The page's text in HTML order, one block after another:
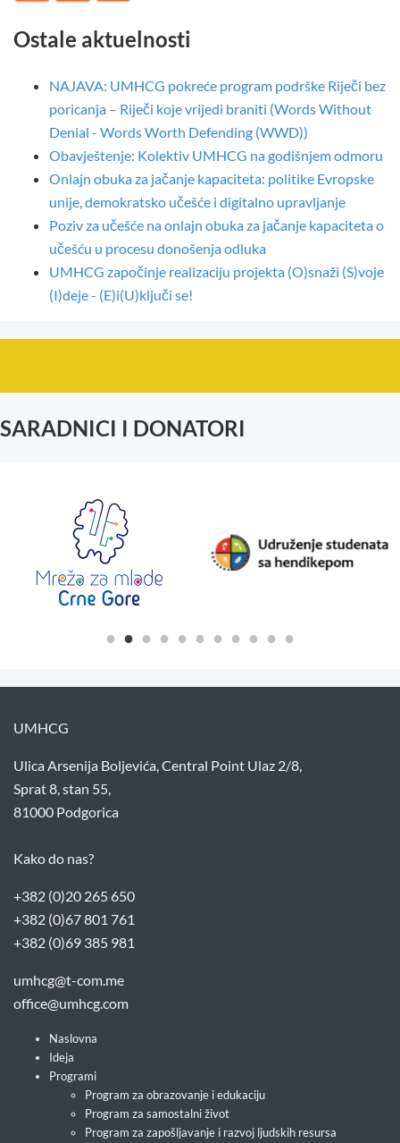
Ostale aktuelnosti
NAJAVA: UMHCG pokreće program podrške Riječi bez
poricanja – Riječi koje vrijedi braniti (Words Without
Denial - Words Worth Defending (WWD))
Obavještenje: Kolektiv UMHCG na godišnjem odmoru
Onlajn obuka za jačanje kapaciteta: politike Evropske
unije, demokratsko učešće i digitalno upravljanje
Poziv za učešće na onlajn obuka za jačanje kapaciteta o
učešću u procesu donošenja odluka
UMHCG započinje realizaciju projekta (O)snaži (S)voje
(I)deje - (E)i(U)ključi se!
SARADNICI I DONATORI
UMHCG
Ulica Arsenija Boljevića, Central Point Ulaz 2/8,
Sprat 8, stan 55,
81000 Podgorica
Kako do nas?
+382 (0)20 265 650
+382 (0)67 801 761
+382 (0)69 385 981
umhcg@t-com.me
office@umhcg.com
Naslovna
Ideja
Programi
Program za obrazovanje i edukaciju
Program za samostalni život
Program za zapošljavanje i razvoj ljudskih resursa